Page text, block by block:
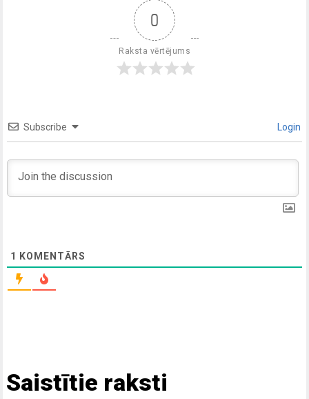
0
Raksta vērtējums
Subscribe Login
1 KOMENTĀRS
Saistītie raksti